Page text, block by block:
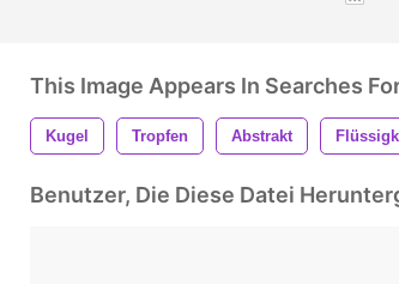
This Image Appears In Searches
Kugel Tropfen Abstrakt
Benutzer, Die Diese Datei